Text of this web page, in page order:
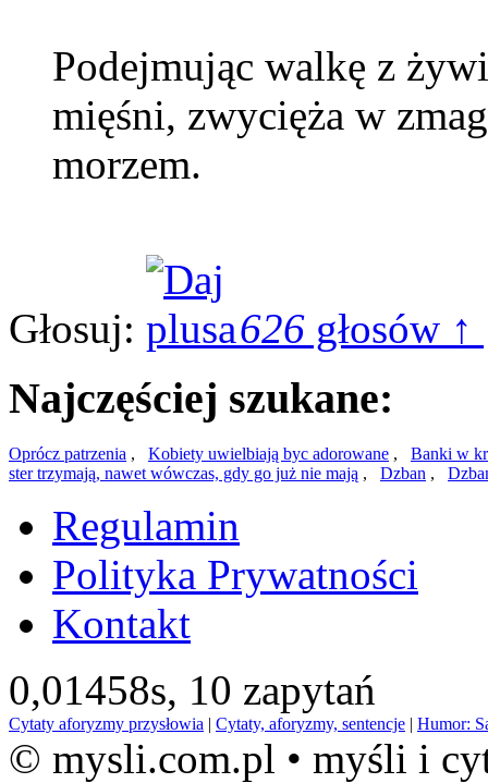
Podejmując walkę z
mięśni, zwycięża w
morzem.
Głosuj: 626 głosów ↑
Najczęściej szukane:
Oprócz patrzenia , Kobiety uwielbiają byc adorowane , Banki w
ster trzymają, nawet wówczas, gdy go już nie mają , Dzban ,
Regulamin
Polityka Prywatności
Kontakt
0,01458s, 10 zapytań
Cytaty aforyzmy przysłowia | Cytaty, aforyzmy, sentencje | Humor:
© mysli.com.pl • myśli i